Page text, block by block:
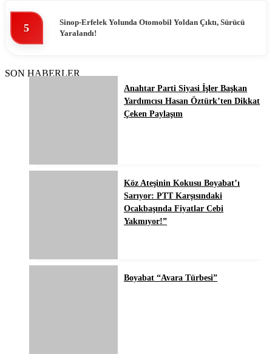
5
Sinop-Erfelek Yolunda Otomobil Yoldan Çıktı, Sürücü
Yaralandı!
SON HABERLER
Anahtar Parti Siyasi İşler Başkan
Yardımcısı Hasan Öztürk’ten Dikkat
Çeken Paylaşım
Köz Ateşinin Kokusu Boyabat’ı
Sarıyor: PTT Karşısındaki
Ocakbaşında Fiyatlar Cebi
Yakmıyor!”
Boyabat “Avara Türbesi”